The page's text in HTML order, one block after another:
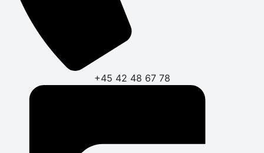
+45 42 48 67 78